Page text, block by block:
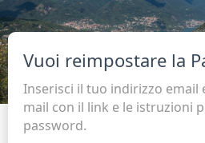
Vuoi reimpostare la
Inserisci il tuo indirizzo email
mail con il link e le istruzioni
password.